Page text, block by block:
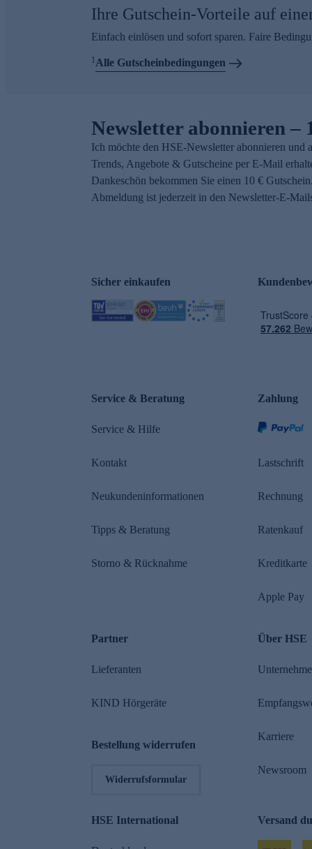
Ihre Gutschein-Vorteile auf
Einfach einlösen und sofort sparen. Faire
1Alle Gutscheinbedingungen
Newsletter abonnieren –
Ich möchte den HSE-Newsletter abonnieren und
Trends, Angebote & Gutscheine per E-Mail
Dankeschön bekommen Sie einen 10 €
Abmeldung ist jederzeit in den Newsletter-E-
Sicher einkaufen
Service & Beratung
Service & Hilfe
Kontakt
Neukundeninformationen
Tipps & Beratung
Storno & Rücknahme
Zahlung
Lastschrift
Rechnung
Ratenkauf
Kreditkarte
Apple Pay
Partner
Lieferanten
KIND Hörgeräte
Bestellung widerrufen
Widerrufsformular
Über HSE
Karriere
Newsroom
HSE International Versand